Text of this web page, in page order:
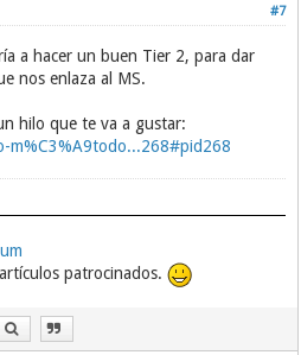
#7
a hacer un buen Tier 2, para dar
nos enlaza al MS.
hilo que te va a gustar:
m%C3%A9todo...268#pid268
patrocinados.